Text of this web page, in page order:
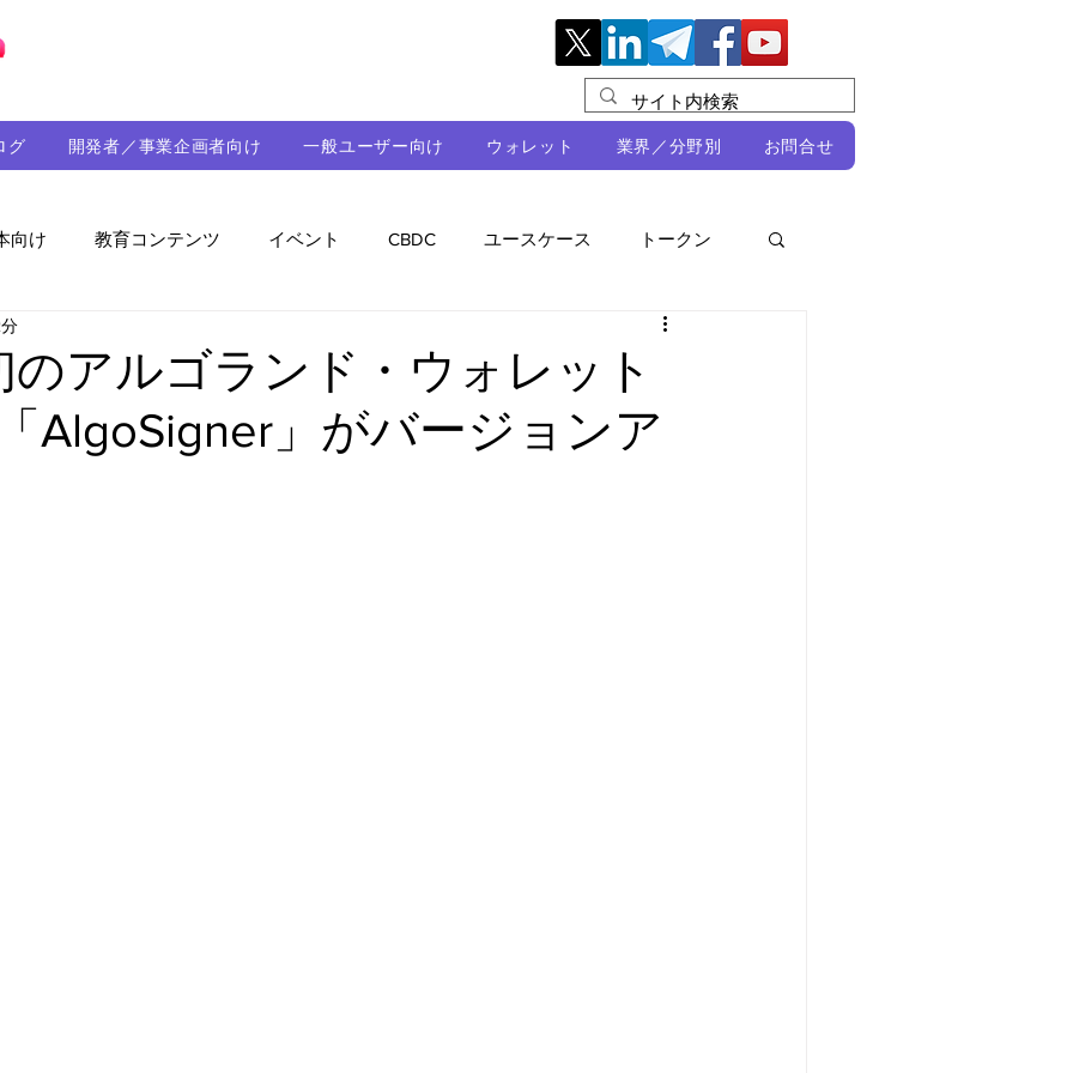
グ 開発者／事業企画者向け 一般ユーザー向け ウォレット 業界／分野別 お問合せ
向け 教育コンテンツ イベント CBDC ユースケース トークン
持続可能性 メルマガ 技術開発 ガバナンス DeFi
のアルゴランド・ウォレット
AlgoSigner」がバージョンア